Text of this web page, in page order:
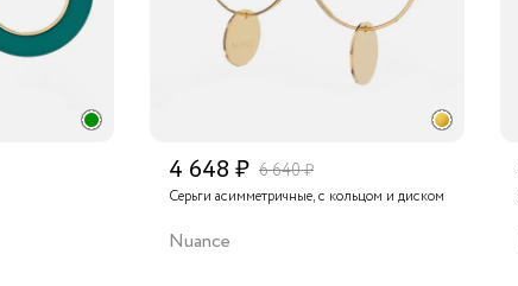
4 648 ₽ 6 640 ₽
Серьги асимметричные, с кольцом и диском
Nuance